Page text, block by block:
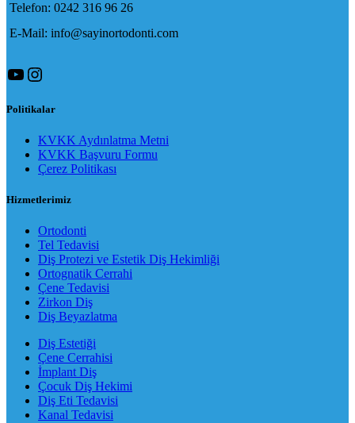
Telefon: 0242 316 96 26
E-Mail: info@sayinortodonti.com
YouTube
Instagram
Politikalar
KVKK Aydınlatma Metni
KVKK Başvuru Formu
Çerez Politikası
Hizmetlerimiz
Ortodonti
Tel Tedavisi
Diş Protezi ve Estetik Diş Hekimliği
Ortognatik Cerrahi
Çene Tedavisi
Zirkon Diş
Diş Beyazlatma
Diş Estetiği
Çene Cerrahisi
İmplant Diş
Çocuk Diş Hekimi
Diş Eti Tedavisi
Kanal Tedavisi